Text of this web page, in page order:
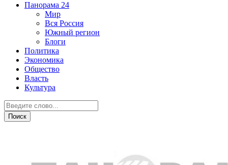
Панорама 24
Мир
Вся Россия
Южный регион
Блоги
Политика
Экономика
Общество
Власть
Культура